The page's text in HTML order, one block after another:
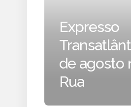
Expresso
de agosto
Rua